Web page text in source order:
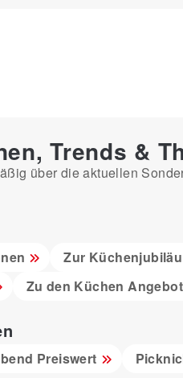
Trends &
über die aktuellen
Zur
Zu den Küchen
Preiswert